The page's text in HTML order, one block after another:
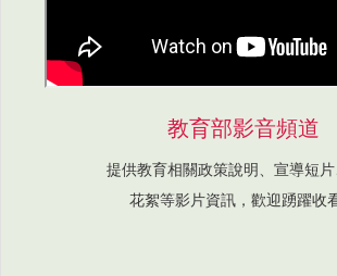
教育部影音頻道
提供教育相關政策說明、宣導短
花絮等影片資訊，歡迎踴躍收